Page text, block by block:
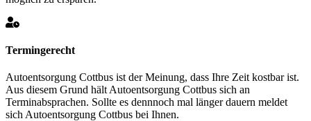
Termingerecht
Autoentsorgung Cottbus ist der Meinung, dass Ihre Zeit kostbar ist.
Aus diesem Grund hält Autoentsorgung Cottbus sich an
Terminabsprachen. Sollte es dennnoch mal länger dauern meldet
sich Autoentsorgung Cottbus bei Ihnen.